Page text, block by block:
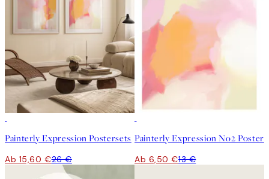
Painterly Expression Postersets
Ab 15,60 €26 €
Painterly Expression No2 Poster
Ab 6,50 €13 €